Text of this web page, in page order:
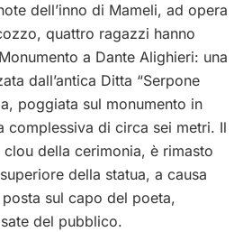
dell’inno di Mameli, ad opera
quattro ragazzi hanno
a Dante Alighieri: una
dall’antica Ditta “Serpone
poggiata sul monumento in
complessiva di circa sei metri. Il
della cerimonia, è rimasto
della statua, a causa
sul capo del poeta,
del pubblico.